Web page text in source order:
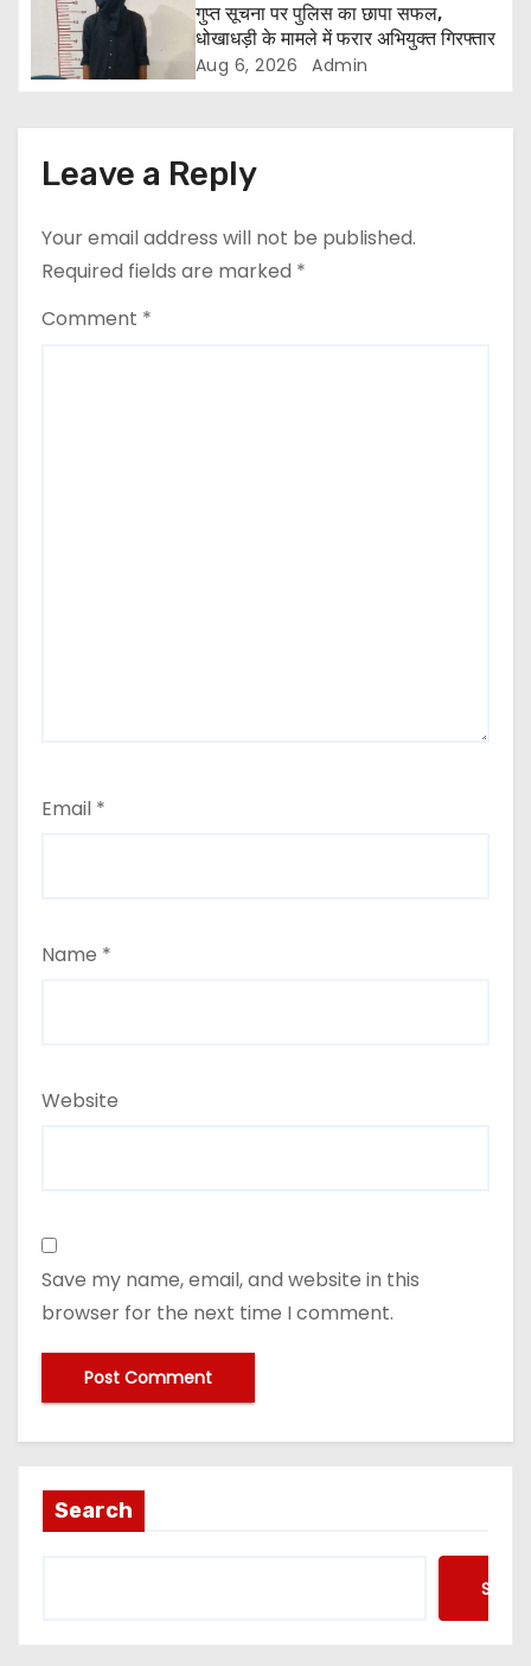
i
n
गुप्त सूचना पर पुलिस का छापा सफल,
धोखाधड़ी के मामले में फरार अभियुक्त गिरफ्तार
Aug 6, 2026 Admin
Leave a Reply
Your email address will not be published.
Required fields are marked *
Comment *
Email *
Name *
Website
Save my name, email, and website in this
browser for the next time I comment.
Search